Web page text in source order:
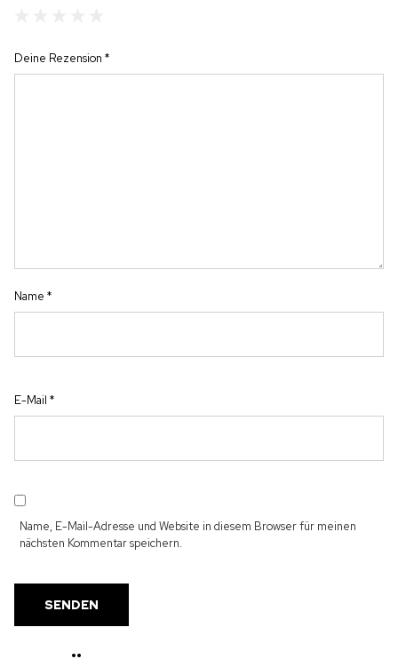
Deine Rezension *
Name *
E-Mail *
Name, E-Mail-Adresse und Website in diesem Browser für meinen
nächsten Kommentar speichern.